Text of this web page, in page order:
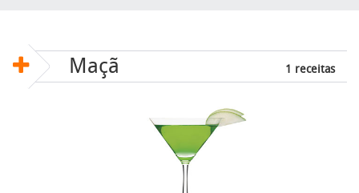
Maçã 1 receitas